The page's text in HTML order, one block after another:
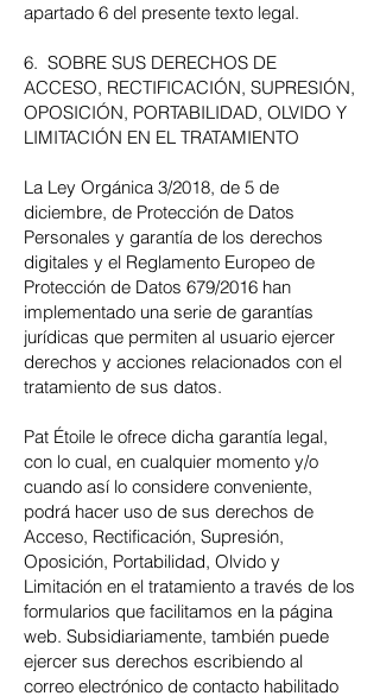
apartado 6 del presente texto legal.
6. SOBRE SUS DERECHOS DE
ACCESO, RECTIFICACIÓN, SUPRESIÓN,
OPOSICIÓN, PORTABILIDAD, OLVIDO Y
LIMITACIÓN EN EL TRATAMIENTO
La Ley Orgánica 3/2018, de 5 de
diciembre, de Protección de Datos
Personales y garantía de los derechos
digitales y el Reglamento Europeo de
Protección de Datos 679/2016 han
implementado una serie de garantías
jurídicas que permiten al usuario ejercer
derechos y acciones relacionados con el
tratamiento de sus datos.
Pat Étoile le ofrece dicha garantía legal,
con lo cual, en cualquier momento y/o
cuando así lo considere conveniente,
podrá hacer uso de sus derechos de
Acceso, Rectificación, Supresión,
Oposición, Portabilidad, Olvido y
Limitación en el tratamiento a través de los
formularios que facilitamos en la página
web. Subsidiariamente, también puede
ejercer sus derechos escribiendo al
correo electrónico de contacto habilitado